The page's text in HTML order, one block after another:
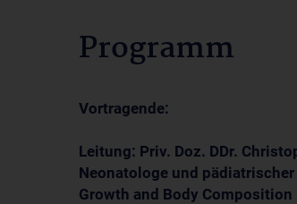
Programm
Vortragende:
Leitung: Priv. Doz. DDr.
Neonatologe und
Growth and Body Composition